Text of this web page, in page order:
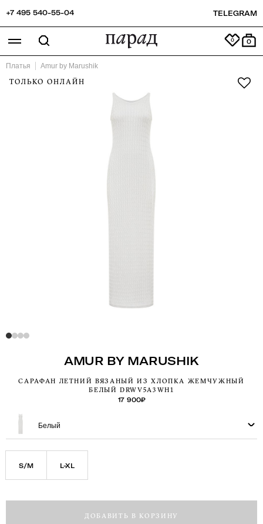
+7 495 540-55-04 TELEGRAM
0
Платья Amur by Marushik
ТОЛЬКО ОНЛАЙН
AMUR BY MARUSHIK
САРАФАН ЛЕТНИЙ ВЯЗАНЫЙ ИЗ ХЛОПКА ЖЕМЧУЖНЫЙ
БЕЛЫЙ DRWV5A3WH1
17 900₽
Белый
S/M L-XL
ДОБАВИТЬ В КОРЗИНУ